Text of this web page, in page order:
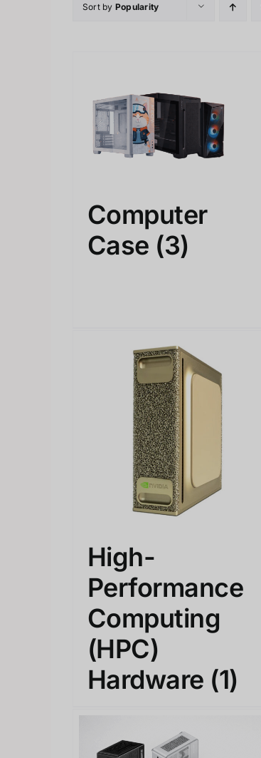
Sort by Popularity
Computer
Case (3)
High-
Performance
Computing
(HPC)
Hardware (1)